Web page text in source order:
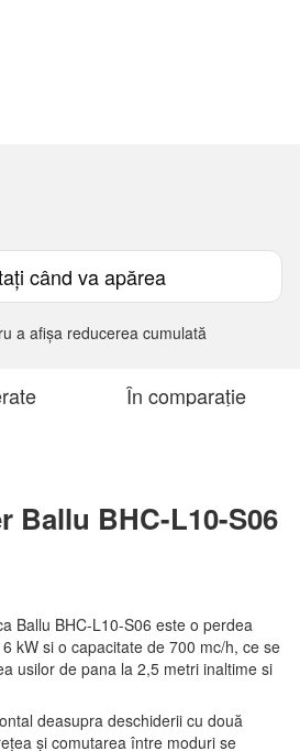
când va apărea
a afișa reducerea cumulată
În comparație
Ballu BHC-L10-S06
Ballu BHC-L10-S06 este o perdea
kW si o capacitate de 700 mc/h, ce se
usilor de pana la 2,5 metri inaltime si
deasupra deschiderii cu două
și comutarea între moduri se